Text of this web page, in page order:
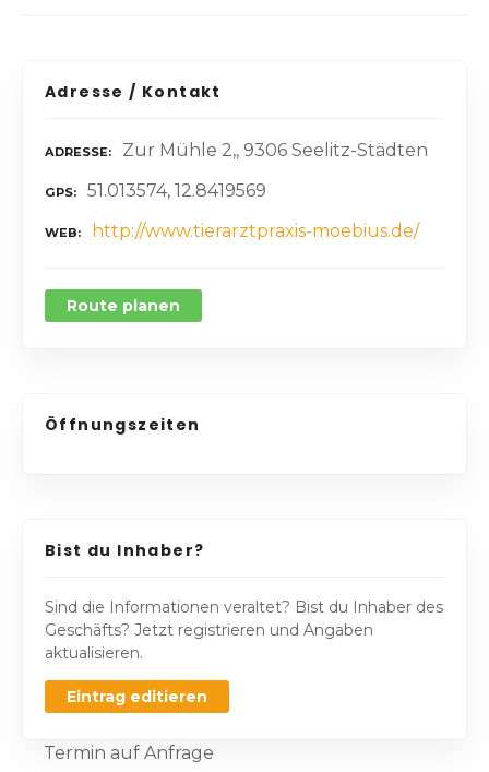
Adresse / Kontakt
ADRESSE Zur Mühle 2,, 9306 Seelitz-Städten
GPS 51.013574, 12.8419569
WEB http://www.tierarztpraxis-moebius.de/
Route planen
Öffnungszeiten
Bist du Inhaber?
Sind die Informationen veraltet? Bist du Inhaber des
Geschäfts? Jetzt registrieren und Angaben
aktualisieren.
Eintrag editieren
Termin auf Anfrage